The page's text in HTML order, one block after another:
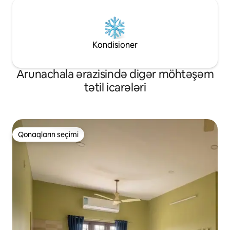
Kondisioner
Arunachala ərazisində digər möhtəşəm
tətil icarələri
Qonaqların seçimi
Qonaqların seçimi